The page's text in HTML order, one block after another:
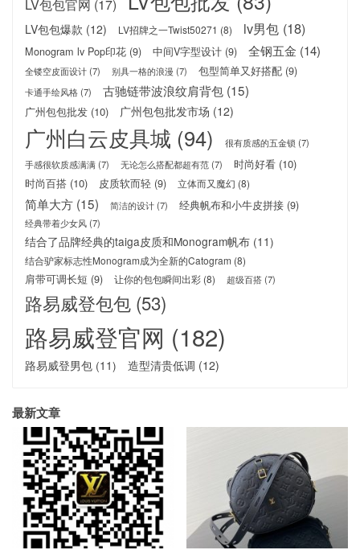
LV包包官网 (17)
LV包包爆款 (12) LV招牌之一Twist50271 (8) lv男包 (18)
Monogram lv Pop印花 (9) 中间V字型设计 (9) 全钢五金 (14)
全镂空皮面设计(7) 别具一格的浪漫 (7) 包型简单又好搭配 (9)
卡通手绘风格(7) 古驰链带波浪纹肩背包 (15)
广州包包批发 (10) 广州包包批发市场 (12)
广州白云皮具城 (94) 很有质感的五金锁 (7)
手感很软质感满满(7) 无论怎么搭配都超有范(7) 时尚好看 (10)
时尚百搭 (10) 皮质软而轻 (9) 立体而又魔幻 (8)
简单大方 (15) 简洁的设计(7) 经典帆布和小牛皮拼接 (9)
经典带着少女风(7)
结合了品牌经典的taiga皮质和Monogram帆布 (11)
结合驴家标志性Monogram成为全新的Catogram (8)
肩带可调长短 (9) 让你的包包瞬间出彩 (8) 超级百搭(7)
路易威登包包 (53)
路易威登官网 (182)
路易威登男包 (11) 造型清贵低调 (12)
最新文章